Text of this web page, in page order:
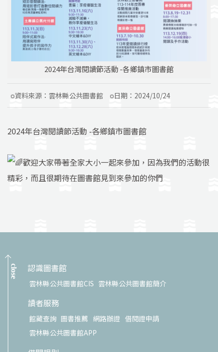
2024年台灣閱讀節活動 -各鄉鎮市圖書館
資料來源： 雲林縣公共圖書館 日期： 2024/10/24
2024年台灣閱讀節活動 -各鄉鎮市圖書館
歡迎大家帶著全家大小一起來參加，因為我們的活動很
精彩，而且很期待在圖書館見到來參加的你們
close 認識圖書館
雲林縣公共圖書館CIS 雲林縣公共圖書館簡介
讀者服務
館藏查詢 圖書推薦 網路辦證 借閱證申請
雲林縣公共圖書館APP